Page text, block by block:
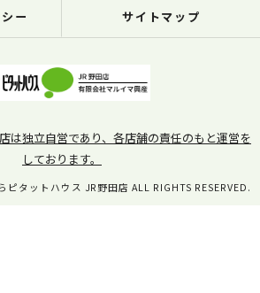
ー サイトマップ
は独立自営であり、各店舗の責任のもと運営を
しております。
タットハウス JR野田店 ALL RIGHTS RESERVED.